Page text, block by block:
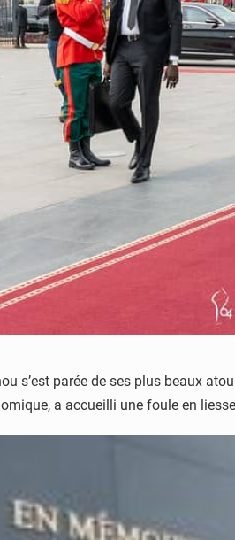
s’est parée de ses plus beaux
a accueilli une foule en